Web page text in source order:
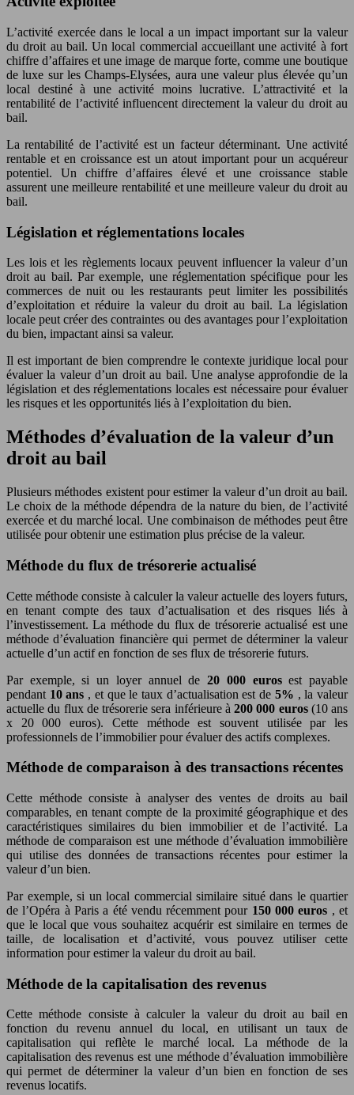
L’activité exercée dans le local a un impact important sur la valeur
du droit au bail. Un local commercial accueillant une activité à fort
chiffre d’affaires et une image de marque forte, comme une boutique
de luxe sur les Champs-Elysées, aura une valeur plus élevée qu’un
local destiné à une activité moins lucrative. L’attractivité et la
rentabilité de l’activité influencent directement la valeur du droit au
bail.
La rentabilité de l’activité est un facteur déterminant. Une activité
rentable et en croissance est un atout important pour un acquéreur
potentiel. Un chiffre d’affaires élevé et une croissance stable
assurent une meilleure rentabilité et une meilleure valeur du droit au
bail.
Législation et réglementations locales
Les lois et les règlements locaux peuvent influencer la valeur d’un
droit au bail. Par exemple, une réglementation spécifique pour les
commerces de nuit ou les restaurants peut limiter les possibilités
d’exploitation et réduire la valeur du droit au bail. La législation
locale peut créer des contraintes ou des avantages pour l’exploitation
du bien, impactant ainsi sa valeur.
Il est important de bien comprendre le contexte juridique local pour
évaluer la valeur d’un droit au bail. Une analyse approfondie de la
législation et des réglementations locales est nécessaire pour évaluer
les risques et les opportunités liés à l’exploitation du bien.
Méthodes d’évaluation de la valeur d’un
droit au bail
Plusieurs méthodes existent pour estimer la valeur d’un droit au bail.
Le choix de la méthode dépendra de la nature du bien, de l’activité
exercée et du marché local. Une combinaison de méthodes peut être
utilisée pour obtenir une estimation plus précise de la valeur.
Méthode du flux de trésorerie actualisé
Cette méthode consiste à calculer la valeur actuelle des loyers futurs,
en tenant compte des taux d’actualisation et des risques liés à
l’investissement. La méthode du flux de trésorerie actualisé est une
méthode d’évaluation financière qui permet de déterminer la valeur
actuelle d’un actif en fonction de ses flux de trésorerie futurs.
Par exemple, si un loyer annuel de20 000 eurosest payable
pendant 10 ans , et que le taux d’actualisation est de 5% , la valeur
actuelle du flux de trésorerie sera inférieure à 200 000 euros (10 ans
x 20 000 euros). Cette méthode est souvent utilisée par les
professionnels de l’immobilier pour évaluer des actifs complexes.
Méthode de comparaison à des transactions récentes
Cette méthode consiste à analyser des ventes de droits au bail
comparables, en tenant compte de la proximité géographique et des
caractéristiques similaires du bien immobilier et de l’activité. La
méthode de comparaison est une méthode d’évaluation immobilière
qui utilise des données de transactions récentes pour estimer la
valeur d’un bien.
Par exemple, si un local commercial similaire situé dans le quartier
de l’Opéra à Paris a été vendu récemment pour 150 000 euros , et
que le local que vous souhaitez acquérir est similaire en termes de
taille, de localisation et d’activité, vous pouvez utiliser cette
information pour estimer la valeur du droit au bail.
Méthode de la capitalisation des revenus
Cette méthode consiste à calculer la valeur du droit au bail en
fonction du revenu annuel du local, en utilisant un taux de
capitalisation qui reflète le marché local. La méthode de la
capitalisation des revenus est une méthode d’évaluation immobilière
qui permet de déterminer la valeur d’un bien en fonction de ses
revenus locatifs.